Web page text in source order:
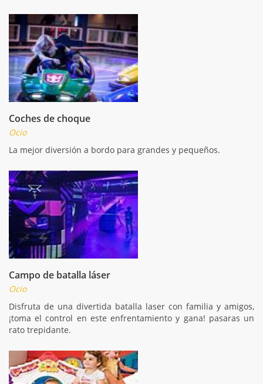
Coches de choque
Ocio
La mejor diversión a bordo para grandes y pequeños.
Campo de batalla láser
Ocio
Disfruta de una divertida batalla laser con familia y amigos,
¡toma el control en este enfrentamiento y gana! pasaras un
rato trepidante.